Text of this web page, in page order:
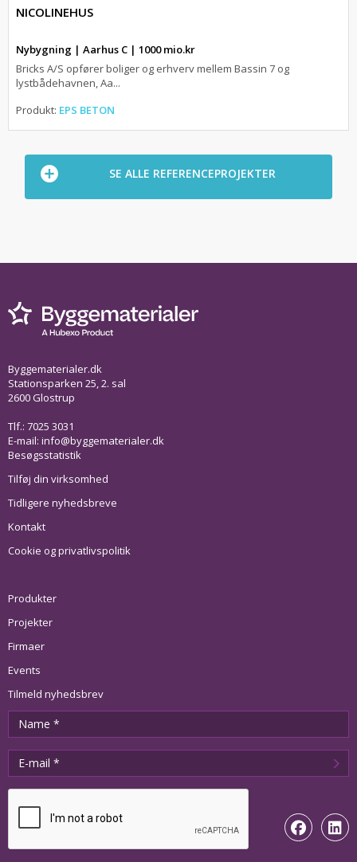
NICOLINEHUS
Nybygning | Aarhus C | 1000 mio.kr
Bricks A/S opfører boliger og erhverv mellem Bassin 7 og
lystbådehavnen, Aa...
Produkt: EPS BETON
SE ALLE REFERENCEPROJEKTER
Byggematerialer.dk
Stationsparken 25, 2. sal
2600 Glostrup
Tlf.: 7025 3031
E-mail: info@byggematerialer.dk
Besøgsstatistik
Tilføj din virksomhed
Tidligere nyhedsbreve
Kontakt
Cookie og privatlivspolitik
Produkter
Projekter
Firmaer
Events
Tilmeld nyhedsbrev